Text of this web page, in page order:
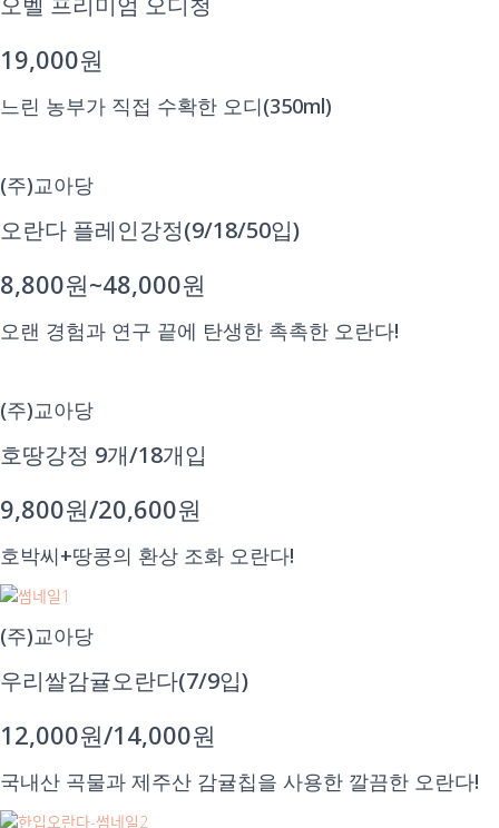
19,000원
느린 농부가 직접 수확한 오디(350ml)
(주)교아당
오란다 플레인강정(9/18/50입)
8,800원~48,000원
오랜 경험과 연구 끝에 탄생한 촉촉한 오란다!
(주)교아당
호땅강정 9개/18개입
9,800원/20,600원
호박씨+땅콩의 환상 조화 오란다!
(주)교아당
우리쌀감귤오란다(7/9입)
12,000원/14,000원
국내산 곡물과 제주산 감귤칩을 사용한 깔끔한 오란다!